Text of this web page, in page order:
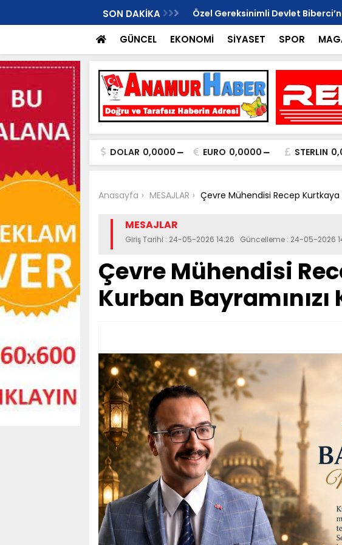
SON DAKİKA
İlçe Başkanlığı İçin Gündemde!
Özel Gereksinimli Devlet
Dönüştü..
GÜNCEL EKONOMİ SİYASET SPOR
DOLAR 0,0000 EURO 0,0000 STERLIN
Anasayfa MESAJLAR Çevre Mühendisi Recep Kurtkaya
MESAJLAR
Giriş Tarihi : 24-05-2026 14:26 Güncelleme : 24-05-2026
Çevre Mühendisi
Kurban